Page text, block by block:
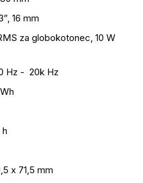
16 mm
za globokotonec, 10 W
Hz - 20k Hz
h
x 71,5 mm